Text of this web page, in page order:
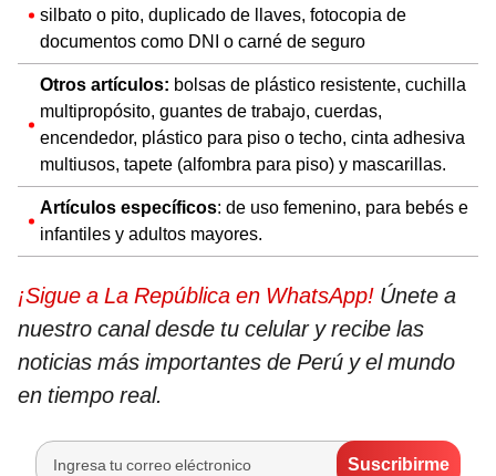
silbato o pito, duplicado de llaves, fotocopia de
documentos como DNI o carné de seguro
Otros artículos: bolsas de plástico resistente, cuchilla
multipropósito, guantes de trabajo, cuerdas,
encendedor, plástico para piso o techo, cinta adhesiva
multiusos, tapete (alfombra para piso) y mascarillas.
Artículos específicos: de uso femenino, para bebés e
infantiles y adultos mayores.
¡Sigue a La República en WhatsApp! Únete a
nuestro canal desde tu celular y recibe las
noticias más importantes de Perú y el mundo
en tiempo real.